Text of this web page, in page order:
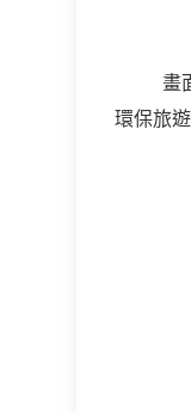
畫
環保旅